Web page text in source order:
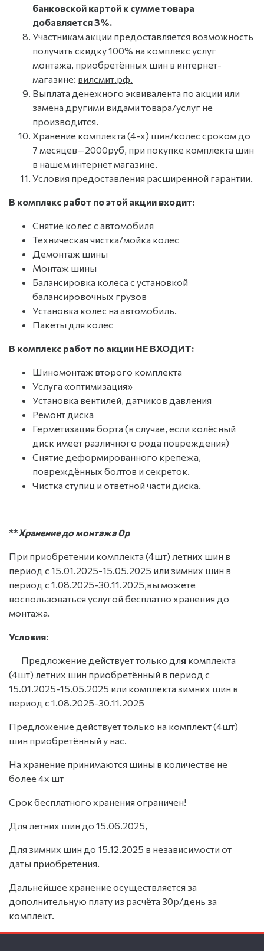
банковской картой к сумме товара
добавляется 3%.
Участникам акции предоставляется возможность
получить скидку 100% на комплекс услуг
монтажа, приобретённых шин в интернет-
магазине: вилсмит.рф.
Выплата денежного эквивалента по акции или
замена другими видами товара/услуг не
производится.
Хранение комплекта (4-х) шин/колес сроком до
7 месяцев—2000руб, при покупке комплекта шин
в нашем интернет магазине.
Условия предоставления расширенной гарантии.
В комплекс работ по этой акции входит:
Снятие колес с автомобиля
Техническая чистка/мойка колес
Демонтаж шины
Монтаж шины
Балансировка колеса с установкой
балансировочных грузов
Установка колес на автомобиль.
Пакеты для колес
В комплекс работ по акции НЕ ВХОДИТ:
Шиномонтаж второго комплекта
Услуга «оптимизация»
Установка вентилей, датчиков давления
Ремонт диска
Герметизация борта (в случае, если колёсный
диск имеет различного рода повреждения)
Снятие деформированного крепежа,
повреждённых болтов и секреток.
Чистка ступиц и ответной части диска.
**Хранение до монтажа 0р
При приобретении комплекта (4шт) летних шин в
период с 15.01.2025-15.05.2025 или зимних шин в
период с 1.08.2025-30.11.2025,вы можете
воспользоваться услугой бесплатно хранения до
монтажа.
Условия:
Предложение действует только для комплекта
(4шт) летних шин приобретённый в период с
15.01.2025-15.05.2025 или комплекта зимних шин в
период с 1.08.2025-30.11.2025
Предложение действует только на комплект (4шт)
шин приобретённый у нас.
На хранение принимаются шины в количестве не
более 4х шт
Срок бесплатного хранения ограничен!
Для летних шин до 15.06.2025,
Для зимних шин до 15.12.2025 в независимости от
даты приобретения.
Дальнейшее хранение осуществляется за
дополнительную плату из расчёта 30р/день за
комплект.